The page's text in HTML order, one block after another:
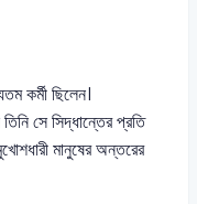
কর্মী ছিলেন।
সে সিদ্ধান্তের প্রতি
মানুষের অন্তরের